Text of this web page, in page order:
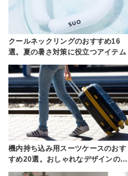
クールネックリングのおすすめ16
選。夏の暑さ対策に役立つアイテム
機内持ち込み用スーツケースのおす
すめ20選。おしゃれなデザインの…